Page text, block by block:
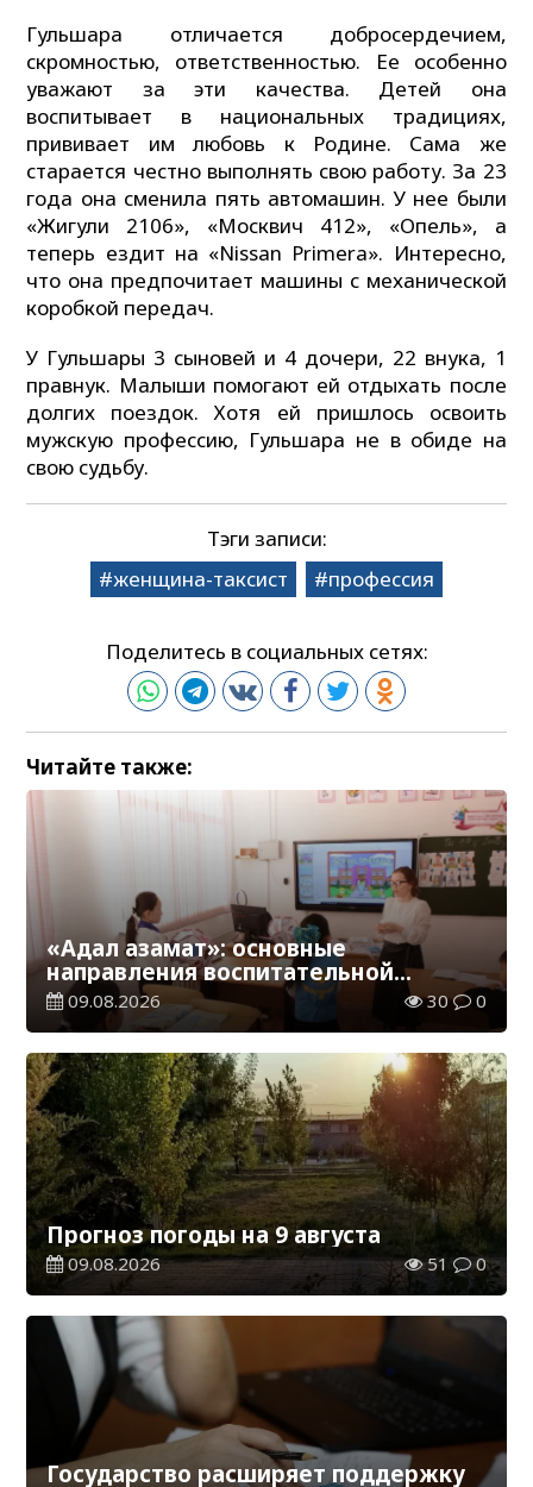
Гульшара отличается добросердечием,
скромностью, ответственностью. Ее особенно
уважают за эти качества. Детей она
воспитывает в национальных традициях,
прививает им любовь к Родине. Сама же
старается честно выполнять свою работу. За 23
года она сменила пять автомашин. У нее были
«Жигули 2106», «Москвич 412», «Опель», а
теперь ездит на «Nissan Primera». Интересно,
что она предпочитает машины с механической
коробкой передач.
У Гульшары 3 сыновей и 4 дочери, 22 внука, 1
правнук. Малыши помогают ей отдыхать после
долгих поездок. Хотя ей пришлось освоить
мужскую профессию, Гульшара не в обиде на
свою судьбу.
Тэги записи:
женщина-таксист
профессия
Поделитесь в социальных сетях:
Читайте также:
«Адал азамат»: основные
направления воспитательной
работы в новом учебном году
09.08.2026 30 0
Прогноз погоды на 9 августа
09.08.2026 51 0
Государство расширяет поддержку